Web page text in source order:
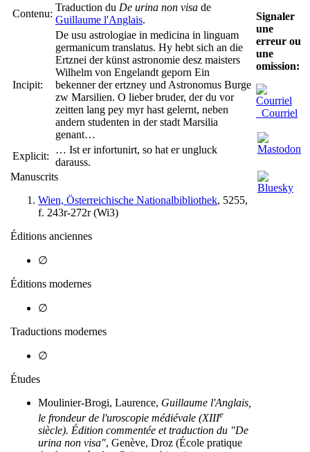
Contenu:
Traduction du De urina non visa de
Guillaume l'Anglais.
Incipit:
De usu astrologiae in medicina in linguam
germanicum translatus. Hy hebt sich an die
Ertznei der künst astronomie desz maisters
Wilhelm von Engelandt geporn Ein
bekenner der ertzney und Astronomus Burge
zw Marsilien. O lieber bruder, der du vor
zeitten lang pey myr hast gelernt, neben
andern studenten in der stadt Marsilia
genant…
Explicit:
… Ist er infortunirt, so hat er ungluck
darauss.
Manuscrits
Wien, Österreichische Nationalbibliothek, 5255,
f. 243r-272r (Wi3)
Éditions anciennes
∅
Éditions modernes
∅
Traductions modernes
∅
Études
Moulinier-Brogi, Laurence, Guillaume l'Anglais,
le frondeur de l'uroscopie médiévale (XIIIe
siècle). Édition commentée et traduction du "De
urina non visa", Genève, Droz (École pratique
Signaler
une
erreur ou
une
omission:
Courriel